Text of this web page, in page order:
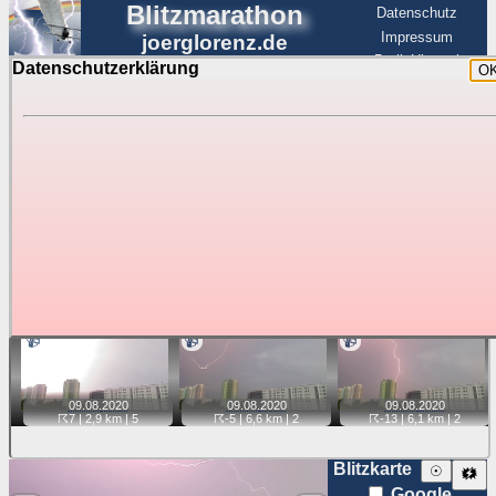
Datenschutzerklärung
Blitzmarathon
joerglorenz.de
Datenschutz
Impressum
BerlinHimmel
Blitzmarathon
Luftfahrt
📹
09.08. 2020
☈7| 2,9 km |5
📹
09.08. 2020
☈-5| 6,6 km |2
📹
09.08. 2020
☈-13| 6,1 km |2
Blitzkarte 🗱
☉